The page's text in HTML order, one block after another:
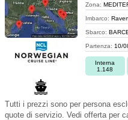
Zona:
Imbarco:
Sbarco:
Partenza: 10/
Interna
1.148
Tutti i prezzi sono per persona
quote di servizio. Vedi offerta per